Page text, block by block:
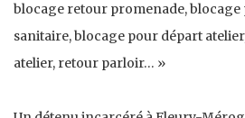
blocage retour promenade,
sanitaire, blocage pour départ
atelier, retour parloir… »